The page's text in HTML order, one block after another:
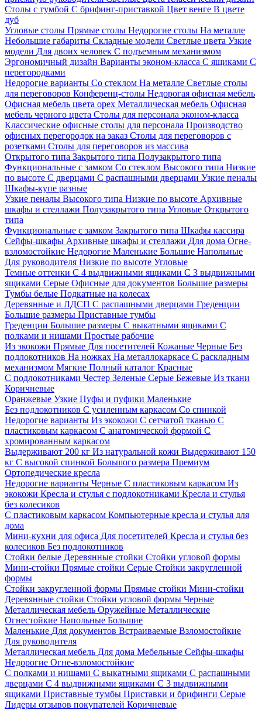
Столы с тумбой С брифинг-приставкой Цвет венге В цвете
дуб
Угловые столы Прямые столы Недорогие столы На металле
Небольшие габариты Складные модели Светлые цвета Узкие
модели Для двоих человек С подъемным механизмом
Эргономичный дизайн Варианты эконом-класса С ящиками С
перегородками
Недорогие варианты Со стеклом На металле Светлые столы
для переговоров Конференц-столы Недорогая офисная мебель
Офисная мебель цвета орех Металлическая мебель Офисная
мебель черного цвета Столы для персонала эконом-класса
Классические офисные столы для персонала Производство
офисных перегородок на заказ Столы для переговоров с
розетками Столы для переговоров из массива
Открытого типа Закрытого типа Полузакрытого типа
Функциональные с замком Со стеклом Высокого типа Низкие
по высоте С дверцами С распашными дверцами Узкие пеналы
Шкафы-купе разные
Узкие пеналы Высокого типа Низкие по высоте Архивные
шкафы и стеллажи Полузакрытого типа Угловые Открытого
типа
Функциональные с замком Закрытого типа Шкафы кассира
Сейфы-шкафы Архивные шкафы и стеллажи Для дома Огне-
взломостойкие Недорогие Маленькие Большие Напольные
Для руководителя Низкие по высоте Угловые
Темные оттенки С 4 выдвижными ящиками С 3 выдвижными
ящиками Серые Офисные для документов Большие размеры
Тумбы белые Подкатные на колесах
Деревянные и ЛДСП С распашными дверцами Греденции
Большие размеры Приставные тумбы
Греденции Большие размеры С выкатными ящиками С
полками и нишами Простые рабочие
Из экокожи Прямые Для посетителей Кожаные Черные Без
подлокотников На ножках На металлокаркасе С раскладным
механизмом Мягкие Полный каталог Красные
С подлокотниками Честер Зеленые Серые Бежевые Из ткани
Коричневые
Оранжевые Узкие Пуфы и пуфики Маленькие
Без подлокотников С усиленным каркасом Со спинкой
Недорогие варианты Из экокожи С сетчатой тканью С
пластиковым каркасом С анатомической формой С
хромированным каркасом
Выдерживают 200 кг Из натуральной кожи Выдерживают 150
кг С высокой спинкой Большого размера Премиум
Ортопедические кресла
Недорогие варианты Черные С пластиковым каркасом Из
экокожи Кресла и стулья с подлокотниками Кресла и стулья
без колесиков
С пластиковым каркасом Компьютерные кресла и стулья для
дома
Мини-кухни для офиса Для посетителей Кресла и стулья без
колесиков Без подлокотников
Стойки белые Деревянные стойки Стойки угловой формы
Мини-стойки Прямые стойки Серые Стойки закругленной
формы
Стойки закругленной формы Прямые стойки Мини-стойки
Деревянные стойки Стойки угловой формы Черные
Металлическая мебель Оружейные Металлические
Огнестойкие Напольные Большие
Маленькие Для документов Встраиваемые Взломостойкие
Для руководителя
Металлическая мебель Для дома Мебельные Сейфы-шкафы
Недорогие Огне-взломостойкие
С полками и нишами С выкатными ящиками С распашными
дверцами С 4 выдвижными ящиками С 3 выдвижными
ящиками Приставные тумбы Приставки и брифинги Серые
Лидеры отзывов покупателей Коричневые